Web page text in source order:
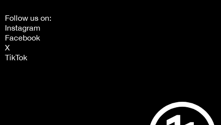
Follow us on:
Instagram
Facebook
X
TikTok